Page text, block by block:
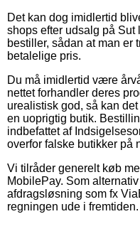
Det kan dog imidlertid
shops efter udsalg på Sut
bestiller, sådan at man er
betalelige pris.
Du må imidlertid være
nettet forhandler deres
urealistisk god, så kan
en uoprigtig butik.
indbefattet af
overfor falske butikker på
Vi tilråder generelt køb
MobilePay. Som
afdragsløsning som fx
regningen ude i fremtiden.